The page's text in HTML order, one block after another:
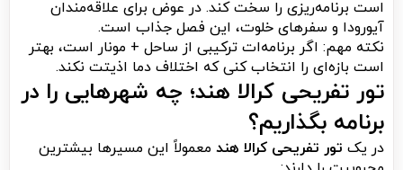
است برنامه‌ریزی را سخت کند. در عوض برای علاقه‌مندان
آیورودا و سفرهای خلوت، این فصل جذاب است.
نکته مهم: اگر برنامه‌ات ترکیبی از ساحل + مونار است، بهتر
است بازه‌ای را انتخاب کنی که اختلاف دما اذیتت نکند.
تور تفریحی کرالا هند؛ چه شهرهایی را در
برنامه بگذاریم؟
در یک تور تفریحی کرالا هند معمولاً این مسیرها بیشترین